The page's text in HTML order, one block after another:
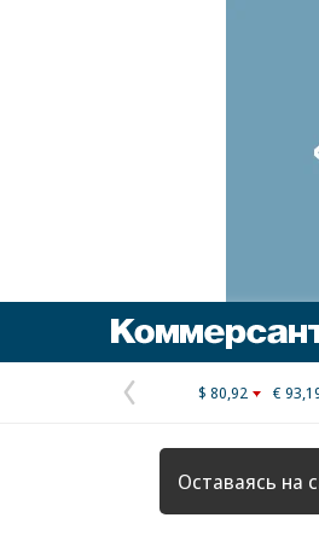
Предыдущая
страница
$ 80,92 €
Оставаясь на